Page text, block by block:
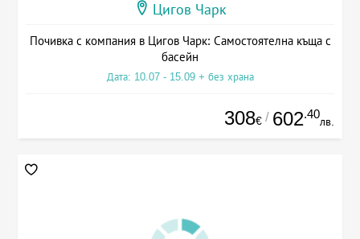
Цигов Чарк
Почивка с компания в Цигов Чарк: Самостоятелна къща с
басейн
Дата: 10.07 - 15.09 + без храна
308€ / 602.40
лв.